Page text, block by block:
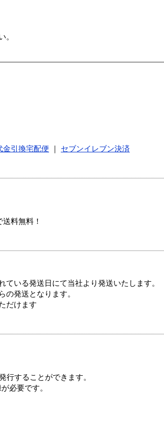
。
金引換宅配便
セブンイレブン決済
料無料！
いる発送日にて当社より発送いたします。
の発送となります。
だけます
行することができます。
必要です。